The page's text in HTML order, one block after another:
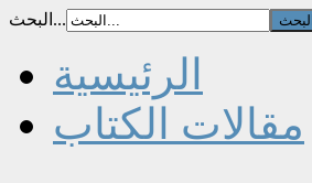
البحث...
الرئيسية
مقالات الكتاب